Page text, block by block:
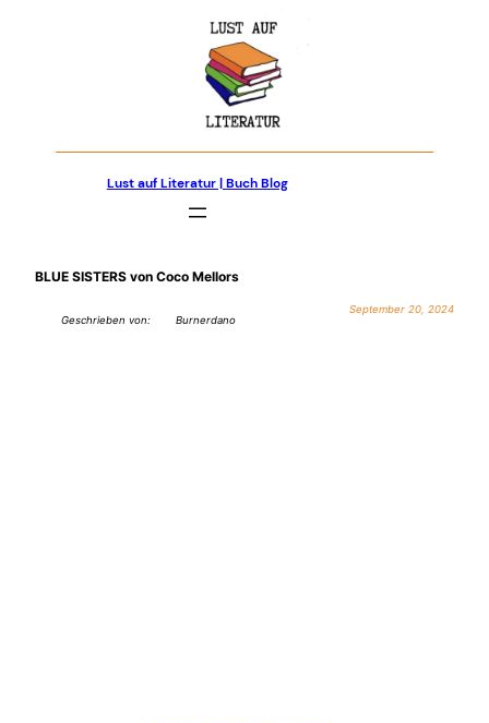
Lust auf Literatur | Buch Blog
BLUE SISTERS von Coco Mellors
Geschrieben von: Burnerdano
September 20, 2024